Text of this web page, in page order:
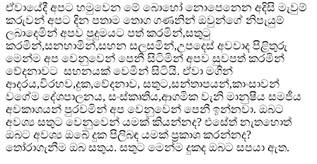
ඒවායේදී අපට හමුවෙන මේ බොහෝ නොපෙනෙන අදිසි මැවුම්
කරුවන් අපට දින පතාම තොග ගණනින් ඔවුන්ගේ නිපැයුම්
ලබාදෙමින් අපව පුදුමයට පත් කරමින්,සතුටු
කරමින්,සනහාමින්,සහන සලසමින්,උපදෙස් අවවාද පිළිතුරු
මෙන්ම අප වෙනුවෙන් පෙනී සිටිමින් අපව සුවපත් කරමින්
වේදනාවට සහනයක් වෙමින් සිටියි. ඒවා මගින්
ආදරය,විරහව,දුක,වේදනාව, සතුට,සන්තාපයන්,කාංසාවන්
වගේම දේශපාලනය, සංස්කෘතිය,ආගමික වැනි මානුෂීය සමජීය
අවකාශයන් පුරවමින් අප වෙනුවෙන් පෙනී ඉන්නවා. ඔබට
අවශ්‍ය සතුට වෙනුවෙන් යමක් කියන්නද? එසේත් නැතහොත්
ඔබට අවශ්‍ය ඔබේ දුක පිලිබඳ යමක් ප්‍රකාශ කරන්නද?
තෝරාගැනීම ඔබ සතුය. සතුට මෙන්ම දුකද ඔබට සපයා ඇත.